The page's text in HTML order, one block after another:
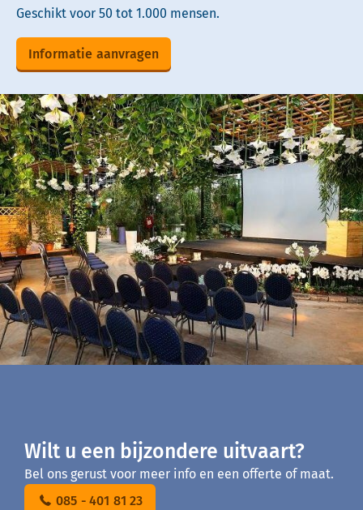
Geschikt voor 50 tot 1.000 mensen.
Informatie aanvragen
Wilt u een bijzondere uitvaart?
Bel ons gerust voor meer info en een offerte of maat.
085 - 401 81 23